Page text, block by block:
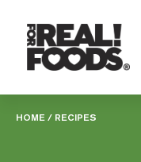
content
HOME / RECIPES